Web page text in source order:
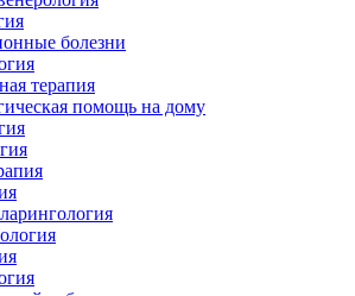
болезни
терапия
помощь на дому